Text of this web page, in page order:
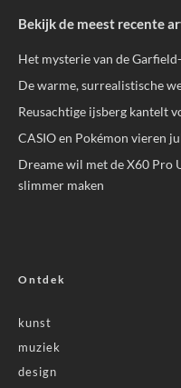
Bekijk de meest recente
Het mysterie van de
De warme, surrealistische
Reusachtige ijsberg kantelt
CASIO en Pokémon vieren
Dreame wil met de X60 Pro
slimmer maken
Ontdek
kunst
muziek
design